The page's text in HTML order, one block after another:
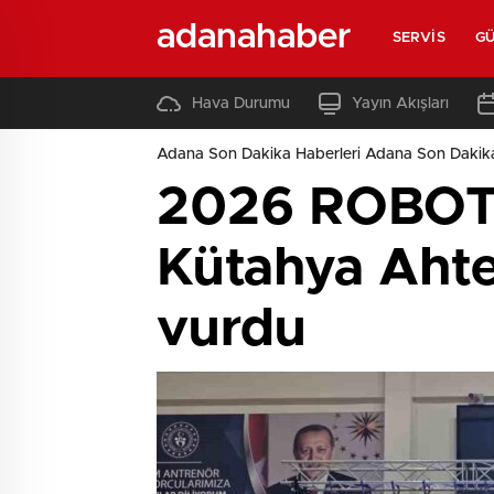
adanahaber SERVIS
Hava Durumu Yayın Akışları
Adana Son Dakika Haberleri Adana Son
2026
Kütahya
vurdu